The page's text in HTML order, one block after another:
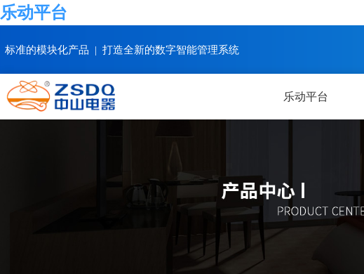
乐动平台
标准的模块化产品 | 打造全新的数字智能管理系统
乐动平台